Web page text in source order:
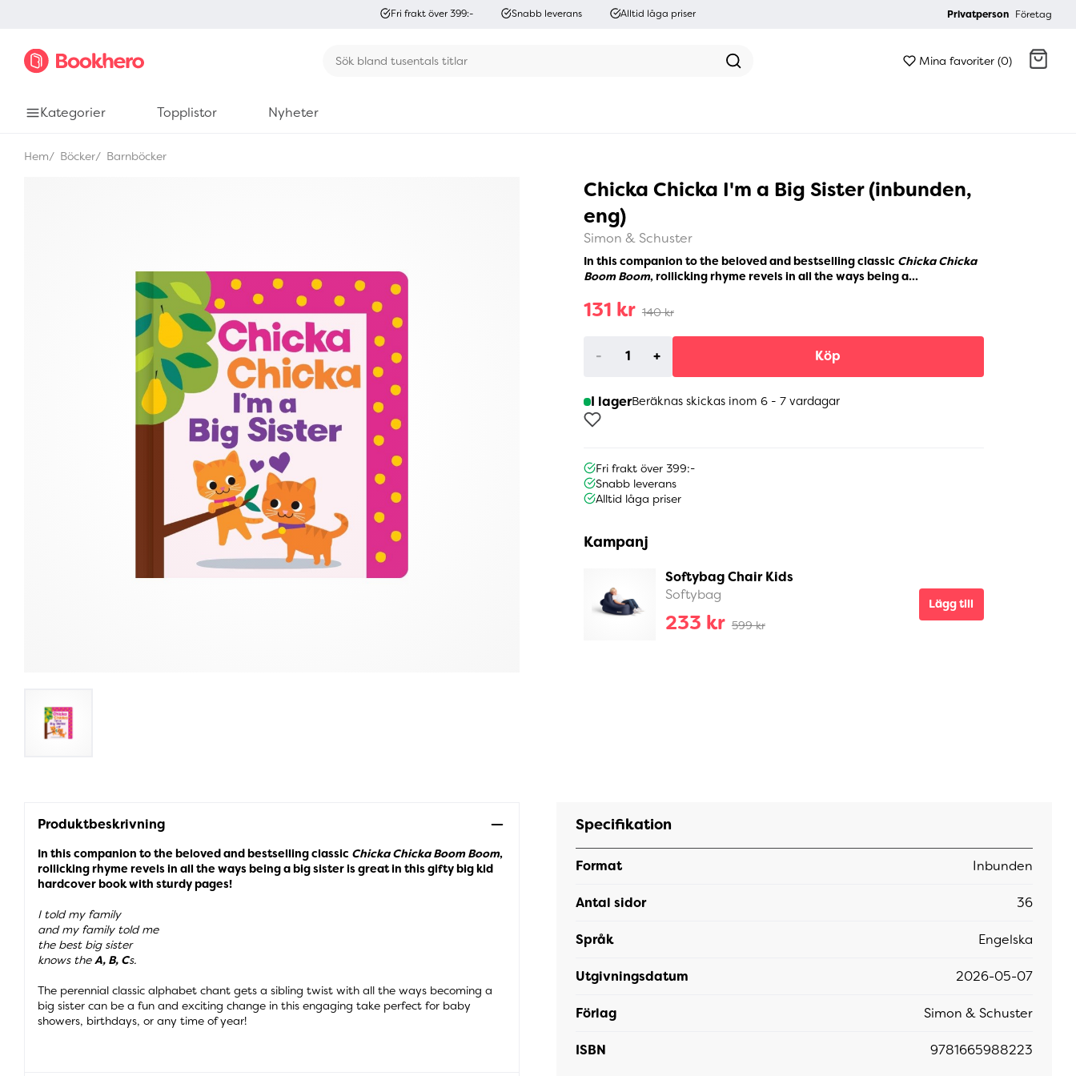
Fri frakt över 399:- Snabb leverans Alltid låga priser Privatperson Företag
Mina favoriter (0)
Kategorier Topplistor Nyheter
Hem Böcker Barnböcker
Chicka Chicka I'm a Big Sister (inbunden,
eng)
Simon & Schuster
In this companion to the beloved and bestselling classic Chicka Chicka
Boom Boom, rollicking rhyme revels in all the ways being a...
131 kr 140 kr
- + Köp
I lagerBeräknas skickas inom 6 - 7 vardagar
Fri frakt över 399:-
Snabb leverans
Alltid låga priser
Kampanj
Softybag Chair Kids
Softybag
233 kr 599 kr
Lägg till
Produktbeskrivning
In this companion to the beloved and bestselling classic Chicka Chicka Boom Boom,
rollicking rhyme revels in all the ways being a big sister is great in this giftybig kid
hardcover book with sturdy pages!
I told my family
and my family told me
the best big sister
knows theA, B, Cs.
The perennial classic alphabet chant gets a sibling twist with all the ways becoming a
big sister can be a fun and exciting change in this engaging take perfect for baby
showers, birthdays, or any time of year!
Specifikation
Format Inbunden
Antal sidor 36
Språk Engelska
Utgivningsdatum 2026-05-07
Förlag Simon & Schuster
ISBN 9781665988223